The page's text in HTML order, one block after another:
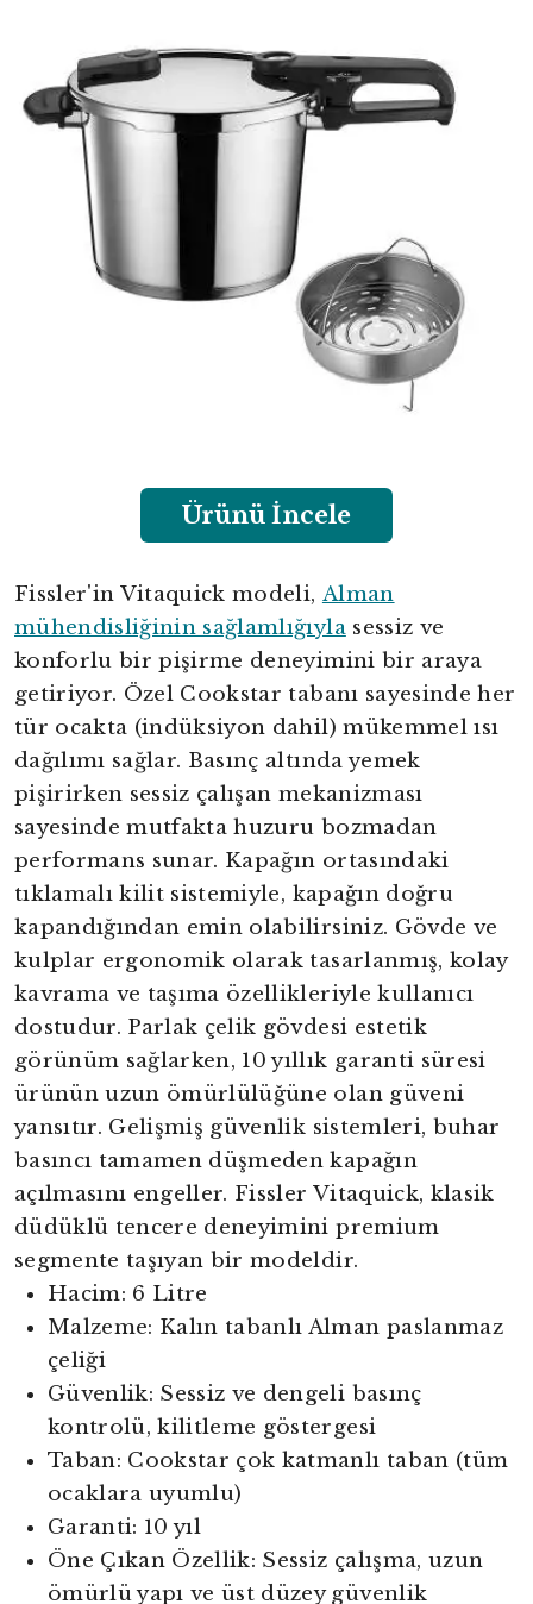
Ürünü İncele
Fissler'in Vitaquick modeli, Alman
mühendisliğinin sağlamlığıylasessiz ve
konforlu bir pişirme deneyimini bir araya
getiriyor. Özel Cookstar tabanı sayesinde her
tür ocakta (indüksiyon dahil) mükemmel ısı
dağılımı sağlar. Basınç altında yemek
pişirirken sessiz çalışan mekanizması
sayesinde mutfakta huzuru bozmadan
performans sunar. Kapağın ortasındaki
tıklamalı kilit sistemiyle, kapağın doğru
kapandığından emin olabilirsiniz. Gövde ve
kulplar ergonomik olarak tasarlanmış, kolay
kavrama ve taşıma özellikleriyle kullanıcı
dostudur. Parlak çelik gövdesi estetik
görünüm sağlarken, 10 yıllık garanti süresi
ürünün uzun ömürlülüğüne olan güveni
yansıtır. Gelişmiş güvenlik sistemleri, buhar
basıncı tamamen düşmeden kapağın
açılmasını engeller. Fissler Vitaquick, klasik
düdüklü tencere deneyimini premium
segmente taşıyan bir modeldir.
Hacim: 6 Litre
Malzeme: Kalın tabanlı Alman paslanmaz
çeliği
Güvenlik: Sessiz ve dengeli basınç
kontrolü, kilitleme göstergesi
Taban: Cookstar çok katmanlı taban (tüm
ocaklara uyumlu)
Garanti: 10 yıl
Öne Çıkan Özellik: Sessiz çalışma, uzun
ömürlü yapı ve üst düzey güvenlik